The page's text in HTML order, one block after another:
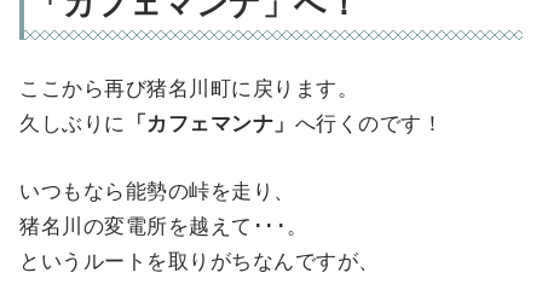
ここから再び猪名川町に戻ります。
久しぶりに
「カフェマンナ」 へ行くのです！
いつもなら能勢の峠を走り、
猪名川の変電所を越えて･･･。
というルートを取りがちなんですが、